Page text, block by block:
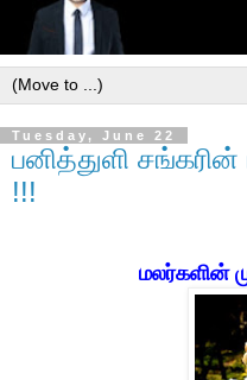
Tuesday, June 22
பனித்துளி
!!!
மலர்களின்